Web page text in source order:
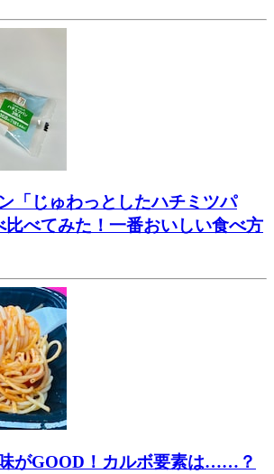
「じゅわっとしたハチミツパ
比べてみた！一番おいしい食べ方
がGOOD！カルボ要素は……？